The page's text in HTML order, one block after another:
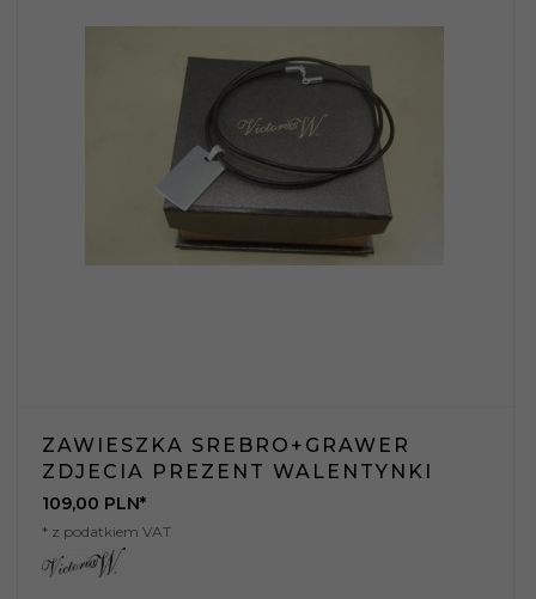
ZAWIESZKA SREBRO+GRAWER
ZDJECIA PREZENT WALENTYNKI
109,00 PLN*
* z podatkiem VAT